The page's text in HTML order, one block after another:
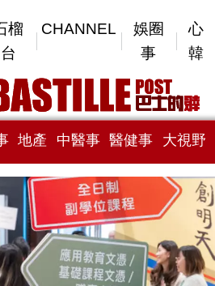
榴
台
CHANNEL
娛圈
事
心
韓
地產 中醫事 醫健事 大視野